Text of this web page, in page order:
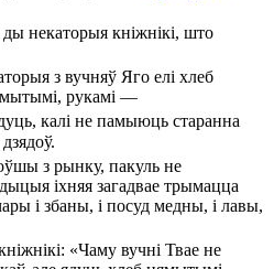
ды некаторыя кніжнікі, што
з вучняў Яго елі хлеб
рукамі —
калі не памыюць старанна
з рынку, пакуль не
іхняя загадвае трымацца
і збаны, і посуд медны, і лавы,
«Чаму вучні Твае не